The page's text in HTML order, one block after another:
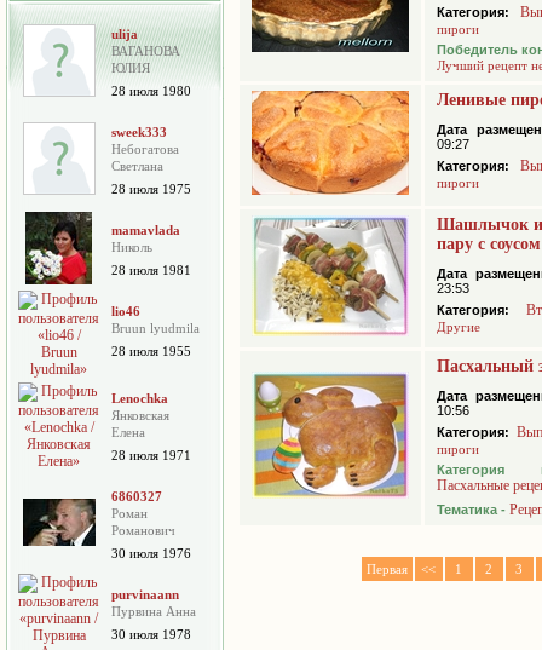
ulija
ВАГАНОВА
ЮЛИЯ
28 июля 1980
sweek333
Небогатова
Cветлана
28 июля 1975
mamavlada
Николь
28 июля 1981
lio46
Bruun lyudmila
28 июля 1955
Lenochka
Янковская
Елена
28 июля 1971
6860327
Роман
Романович
30 июля 1976
purvinaann
Пурвина Анна
30 июля 1978
Категория:
пироги
Победитель
Лучший рецепт
Ленивые
Дата
09:27
Категория:
пироги
Шашлычок
пару с
Дата
23:53
Категория:
Другие
Пасхальный
Дата
10:56
Категория:
пироги
Категория
Пасхальные
Тематика -
Первая << 1 2 3